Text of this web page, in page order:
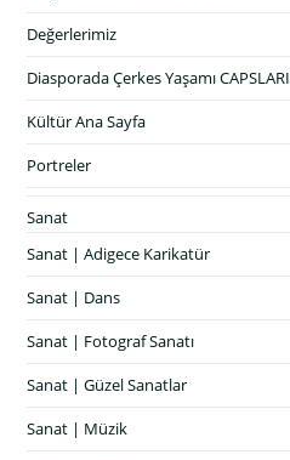
Değerlerimiz
Diasporada Çerkes Yaşamı CAPSLARI
Kültür Ana Sayfa
Portreler
Sanat
Sanat | Adigece Karikatür
Sanat | Dans
Sanat | Fotograf Sanatı
Sanat | Güzel Sanatlar
Sanat | Müzik